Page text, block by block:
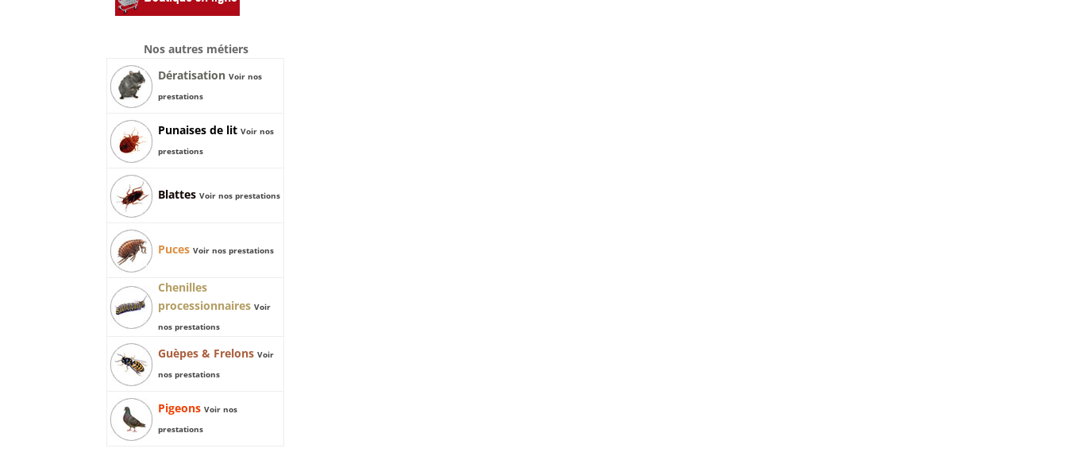
Nos autres métiers
Dératisation Voir nos
prestations
Punaises de lit Voir nos
prestations
Blattes Voir nos prestations
Puces Voir nos prestations
Chenilles
processionnaires Voir
nos prestations
Guèpes & Frelons Voir
nos prestations
Pigeons Voir nos
prestations